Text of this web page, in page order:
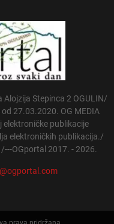
Alojzija Stepinca 2 OGULIN/
27.03.2020. OG MEDIA
elektroničke publikacije
elektroničkih publikacija./
/---OGportal 2017. - 2026.